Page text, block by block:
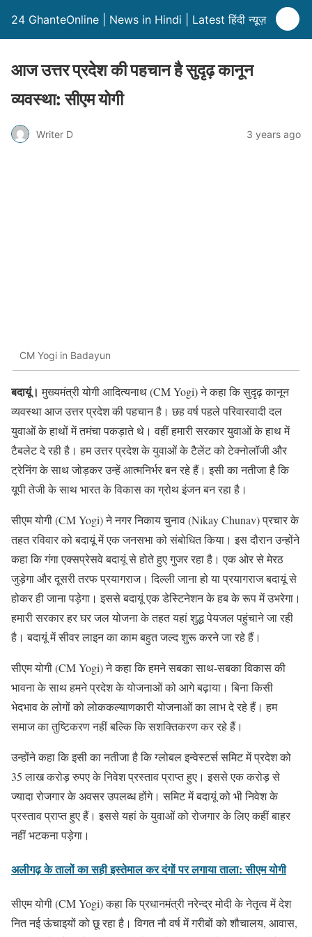
24 GhanteOnline | News in Hindi | Latest हिंदी न्यूज़
आज उत्तर प्रदेश की पहचान है सुदृढ़ कानून
व्यवस्था: सीएम योगी
Writer D 3 years ago
CM Yogi in Badayun
बदायूं। मुख्यमंत्री योगी आदित्यनाथ (CM Yogi) ने कहा कि सुदृढ़ कानून
व्यवस्था आज उत्तर प्रदेश की पहचान है। छह वर्ष पहले परिवारवादी दल
युवाओं के हाथों में तमंचा पकड़ाते थे। वहीं हमारी सरकार युवाओं के हाथ में
टैबलेट दे रही है। हम उत्तर प्रदेश के युवाओं के टैलेंट को टेक्नोलॉजी और
ट्रेनिंग के साथ जोड़कर उन्हें आत्मनिर्भर बन रहे हैं। इसी का नतीजा है कि
यूपी तेजी के साथ भारत के विकास का ग्रोथ इंजन बन रहा है।
सीएम योगी (CM Yogi) ने नगर निकाय चुनाव (Nikay Chunav) प्रचार के
तहत रविवार को बदायूं में एक जनसभा को संबोधित किया। इस दौरान उन्होंने
कहा कि गंगा एक्सप्रेसवे बदायूं से होते हुए गुजर रहा है। एक ओर से मेरठ
जुड़ेगा और दूसरी तरफ प्रयागराज। दिल्ली जाना हो या प्रयागराज बदायूं से
होकर ही जाना पड़ेगा। इससे बदायूं एक डेस्टिनेशन के हब के रूप में उभरेगा।
हमारी सरकार हर घर जल योजना के तहत यहां शुद्ध पेयजल पहुंचाने जा रही
है। बदायूं में सीवर लाइन का काम बहुत जल्द शुरू करने जा रहे हैं।
सीएम योगी (CM Yogi) ने कहा कि हमने सबका साथ-सबका विकास की
भावना के साथ हमने प्रदेश के योजनाओं को आगे बढ़ाया। बिना किसी
भेदभाव के लोगों को लोककल्याणकारी योजनाओं का लाभ दे रहे हैं। हम
समाज का तुष्टिकरण नहीं बल्कि कि सशक्तिकरण कर रहे हैं।
उन्होंने कहा कि इसी का नतीजा है कि ग्लोबल इन्वेस्टर्स समिट में प्रदेश को
35 लाख करोड़ रुपए के निवेश प्रस्ताव प्राप्त हुए। इससे एक करोड़ से
ज्यादा रोजगार के अवसर उपलब्ध होंगे। समिट में बदायूं को भी निवेश के
प्रस्ताव प्राप्त हुए हैं। इससे यहां के युवाओं को रोजगार के लिए कहीं बाहर
नहीं भटकना पड़ेगा।
अलीगढ़ के तालों का सही इस्तेमाल कर दंगों पर लगाया ताला: सीएम योगी
सीएम योगी (CM Yogi) कहा कि प्रधानमंत्री नरेन्द्र मोदी के नेतृत्व में देश
नित नई ऊंचाइयों को छू रहा है। विगत नौ वर्ष में गरीबों को शौचालय, आवास,